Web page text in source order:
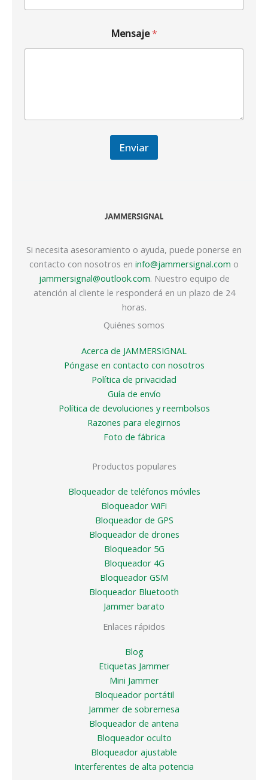
Mensaje*
Enviar
Si necesita asesoramiento o ayuda, puede ponerse en
contacto con nosotros en info@jammersignal.com o
jammersignal@outlook.com. Nuestro equipo de
atención al cliente le responderá en un plazo de 24
horas.
Quiénes somos
Acerca de JAMMERSIGNAL
Póngase en contacto con nosotros
Política de privacidad
Guía de envío
Política de devoluciones y reembolsos
Razones para elegirnos
Foto de fábrica
Productos populares
Bloqueador de teléfonos móviles
Bloqueador WiFi
Bloqueador de GPS
Bloqueador de drones
Bloqueador 5G
Bloqueador 4G
Bloqueador GSM
Bloqueador Bluetooth
Jammer barato
Enlaces rápidos
Blog
Etiquetas Jammer
Mini Jammer
Bloqueador portátil
Jammer de sobremesa
Bloqueador de antena
Bloqueador oculto
Bloqueador ajustable
Interferentes de alta potencia